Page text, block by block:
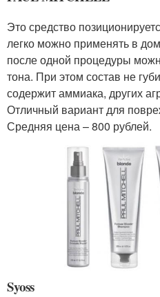
Это средство
легко можно применять в
после одной процедуры
тона. При этом состав не
содержит аммиака, других
Отличный вариант для
Средняя цена – 800 рублей.
Syoss